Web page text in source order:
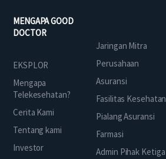
MENGAPA GOOD
DOCTOR
EKSPLOR
Mengapa
Telekesehatan?
Cerita Kami
Tentang kami
Investor
Jaringan Mitra
Perusahaan
Asuransi
Fasilitas Kesehatan
Pialang Asuransi
Farmasi
Admin Pihak Ketiga